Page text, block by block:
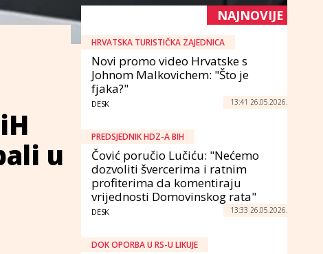
u
NAJNOVIJE
HRVATSKA TURISTIČKA ZAJEDNICA
Novi promo video Hrvatske s
Johnom Malkovichem: "Što je
fjaka?"
DESK 13:41 26.05.2026.
PREDSJEDNIK HDZ-A BIH
Čović poručio Lučiću: "Nećemo
dozvoliti švercerima i ratnim
profiterima da komentiraju
vrijednosti Domovinskog rata"
DESK 13:33 26.05.2026.
DOK OPORBA U RS-U LIKUJE